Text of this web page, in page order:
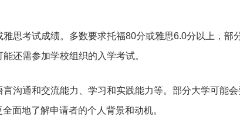
思考试成绩。多数要求托福80分或雅思6.0分以上，部
还需参加学校组织的入学考试。
沟通和交流能力、学习和实践能力等。部分大学可能
面地了解申请者的个人背景和动机。